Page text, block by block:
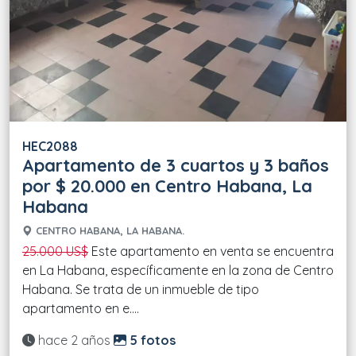
HEC2088
Apartamento de 3 cuartos y 3 baños
por $ 20.000 en Centro Habana, La
Habana
CENTRO HABANA, LA HABANA.
25.000 US$ Este apartamento en venta se encuentra
en La Habana, específicamente en la zona de Centro
Habana. Se trata de un inmueble de tipo
apartamento en e....
Actualizado:
hace 2 años 5 fotos